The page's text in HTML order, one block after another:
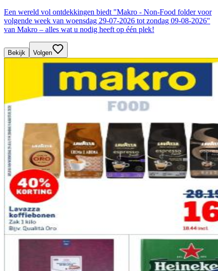
Een wereld vol ontdekkingen biedt "Makro - Non-Food folder voor
volgende week van woensdag 29-07-2026 tot zondag 09-08-2026"
van Makro – alles wat u nodig heeft op één plek!
Bekijk Volgen